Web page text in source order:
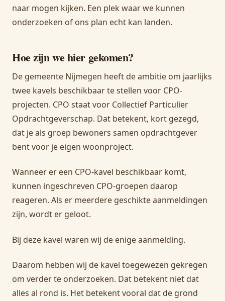
naar mogen kijken. Een plek waar we kunnen
onderzoeken of ons plan echt kan landen.
Hoe zijn we hier gekomen?
De gemeente Nijmegen heeft de ambitie om jaarlijks
twee kavels beschikbaar te stellen voor CPO-
projecten. CPO staat voor Collectief Particulier
Opdrachtgeverschap. Dat betekent, kort gezegd,
dat je als groep bewoners samen opdrachtgever
bent voor je eigen woonproject.
Wanneer er een CPO-kavel beschikbaar komt,
kunnen ingeschreven CPO-groepen daarop
reageren. Als er meerdere geschikte aanmeldingen
zijn, wordt er geloot.
Bij deze kavel waren wij de enige aanmelding.
Daarom hebben wij de kavel toegewezen gekregen
om verder te onderzoeken. Dat betekent niet dat
alles al rond is. Het betekent vooral dat de grond